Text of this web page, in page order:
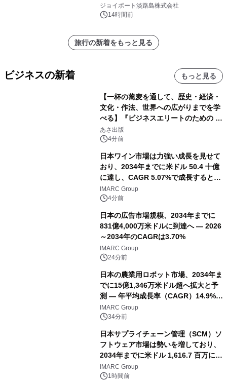
開始！
ジョイポート淡路島株式会社
14時間前
旅行の新着をもっと見る
ビジネスの新着 もっと見る
【一杯の蕎麦を通して、歴史・経済・
文化・作法、世界への広がりまでを学
べる】『ビジネスエリートのための 教
養としての蕎麦』2026年8月25日
（火）発売
あさ出版
4分前
日本ワイン市場は力強い成長を見せて
おり、2034年までに米ドル 50.4 十億
に達し、CAGR 5.07%で成長すると予
測
IMARC Group
4分前
日本の広告市場規模、2034年までに
831億4,000万米ドルに到達へ ― 2026
～2034年のCAGRは3.70%
IMARC Group
24分前
日本の農業用ロボット市場、2034年ま
でに15億1,346万米ドル超へ拡大と予
測 ― 年平均成長率（CAGR）14.9%を
記録
IMARC Group
34分前
日本サプライチェーン管理（SCM）ソ
フトウェア市場は勢いを増しており、
2034年までに米ドル 1,616.7 百万に達
し、CAGR 3.42%で成長すると予測
IMARC Group
1時間前